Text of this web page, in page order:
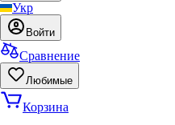
Укр
Войти
Сравнение
Любимые
Корзина